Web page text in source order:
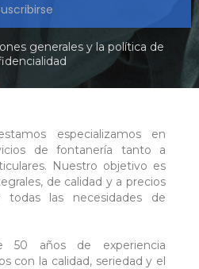
generales y la política de
especializamos en
de fontanería tanto a
Nuestro objetivo es
de calidad y a precios
todas las necesidades de
50 años de experiencia
con la calidad, seriedad y el